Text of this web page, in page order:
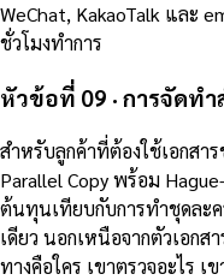
WeChat, KakaoTalk และ
ชั่วโมงทำการ
หัวข้อที่ 09 · การจัดท
สำหรับลูกค้าที่ต้องใช้เอกสา
Parallel Copy พร้อม
ต้นทุนเทียบกับการทำชุดละ
เดียว นอกเหนือจากตัวเอก
ทางคือใคร เขาตรวจอะไร